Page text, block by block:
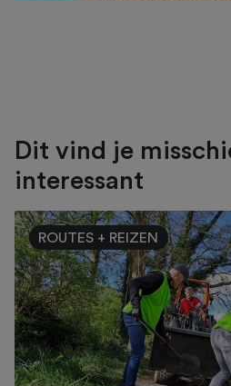
Dit vind je
interessant
ROUTES + REIZEN